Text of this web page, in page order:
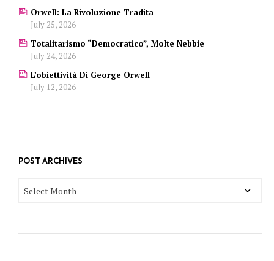
Orwell: La Rivoluzione Tradita
July 25, 2026
Totalitarismo “democratico”, Molte Nebbie
July 24, 2026
L’obiettività Di George Orwell
July 12, 2026
POST ARCHIVES